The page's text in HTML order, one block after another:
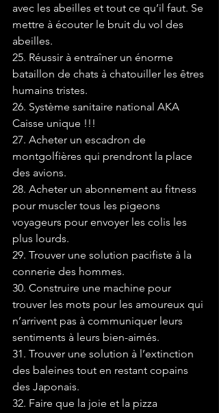
avec les abeilles et tout ce qu’il faut. Se
mettre à écouter le bruit du vol des
abeilles.
25. Réussir à entraîner un énorme
bataillon de chats à chatouiller les êtres
humains tristes.
26. Système sanitaire national AKA
Caisse unique !!!
27. Acheter un escadron de
montgolfières qui prendront la place
des avions.
28. Acheter un abonnement au fitness
pour muscler tous les pigeons
voyageurs pour envoyer les colis les
plus lourds.
29. Trouver une solution pacifiste à la
connerie des hommes.
30. Construire une machine pour
trouver les mots pour les amoureux qui
n’arrivent pas à communiquer leurs
sentiments à leurs bien-aimés.
31. Trouver une solution à l’extinction
des baleines tout en restant copains
des Japonais.
32. Faire que la joie et la pizza